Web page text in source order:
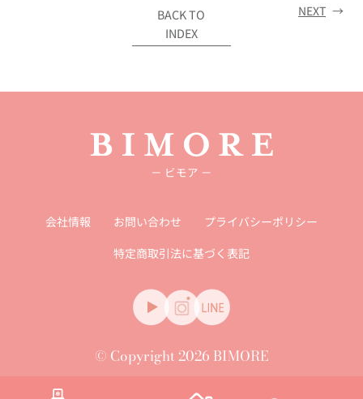
BACK TO
INDEX
NEXT →
－ ビモア －
会社情報 お問い合わせ
プライバシーポリシー
特定商取引法に基づく表記
© Copyright 2026 BIMORE